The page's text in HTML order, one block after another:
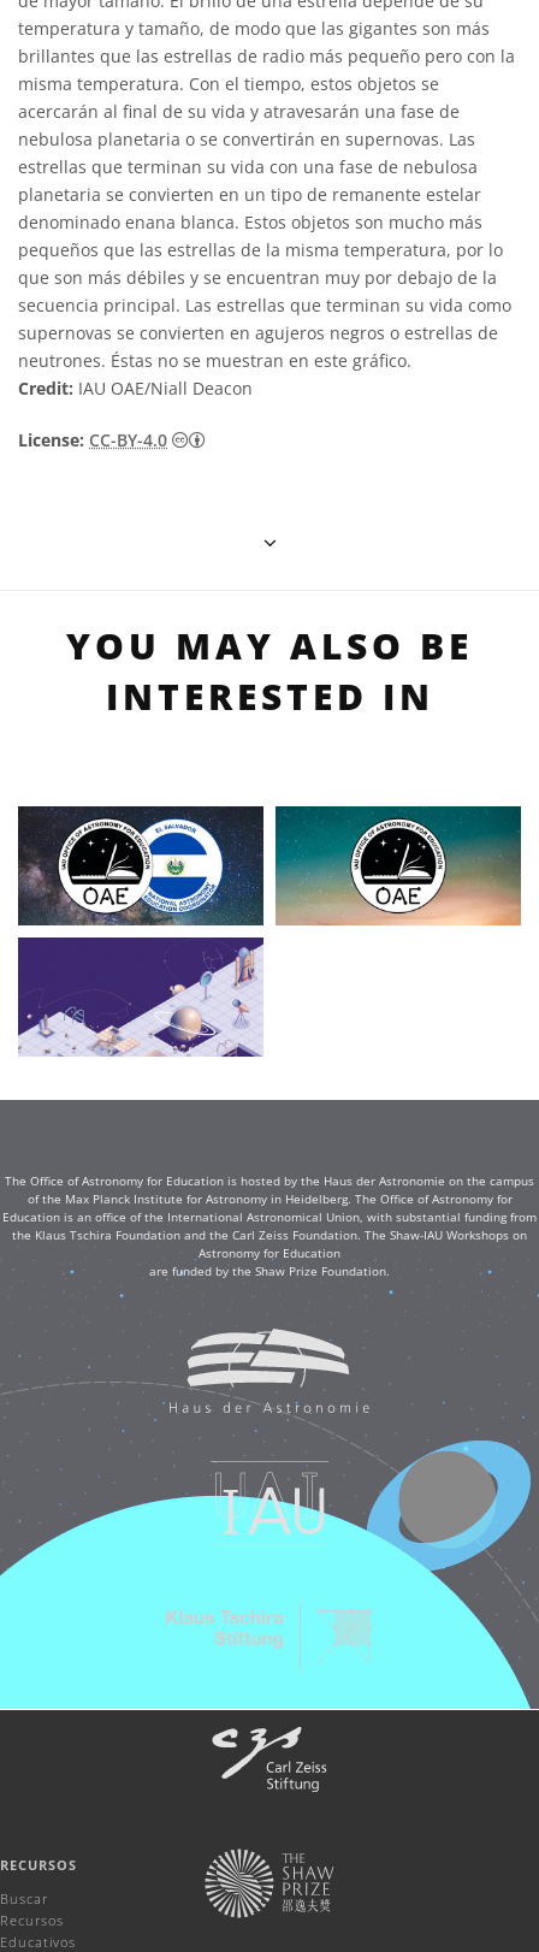
temperatura y tamaño, de modo que las gigantes son más
brillantes que las estrellas de radio más pequeño pero con la
misma temperatura. Con el tiempo, estos objetos se
acercarán al final de su vida y atravesarán una fase de
nebulosa planetaria o se convertirán en supernovas. Las
estrellas que terminan su vida con una fase de nebulosa
planetaria se convierten en un tipo de remanente estelar
denominado enana blanca. Estos objetos son mucho más
pequeños que las estrellas de la misma temperatura, por lo
que son más débiles y se encuentran muy por debajo de la
secuencia principal. Las estrellas que terminan su vida como
supernovas se convierten en agujeros negros o estrellas de
neutrones. Éstas no se muestran en este gráfico.
Credit: IAU OAE/Niall Deacon
License: CC-BY-4.0 Creative Commons Reconocimiento 4.0
YOU MAY ALSO BE
INTERESTED IN
The Office of Astronomy for Education is hosted by the Haus der Astronomie on the campus
of the Max Planck Institute for Astronomy in Heidelberg. The Office of Astronomy for
Education is an office of the International Astronomical Union, with substantial funding from
the Klaus Tschira Foundation and the Carl Zeiss Foundation. The Shaw-IAU Workshops on
Astronomy for Education
are funded by the Shaw Prize Foundation.
RECURSOS
Buscar
Recursos
Educativos